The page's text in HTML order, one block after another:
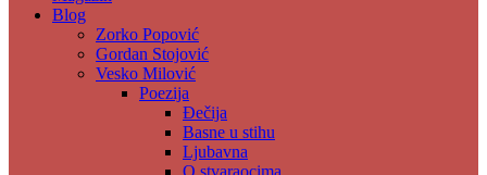
Blog
Zorko Popović
Gordan Stojović
Vesko Milović
Poezija
Đečija
Basne u stihu
Ljubavna
O stvaraocima